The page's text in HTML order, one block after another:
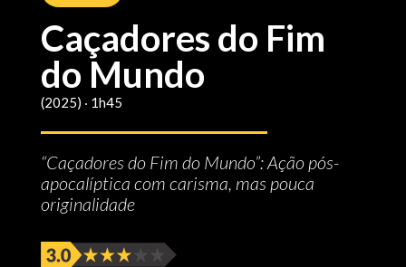
Caçadores do Fim
do Mundo
(2025) ‧ 1h45
“Caçadores do Fim do Mundo”: Ação pós-
apocalíptica com carisma, mas pouca
originalidade